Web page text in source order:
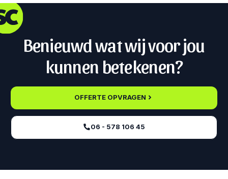
Benieuwd wat wij voor jou
kunnen betekenen?
OFFERTE OPVRAGEN
06 - 578 106 45‬